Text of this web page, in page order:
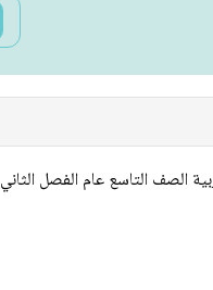
الصف التاسع عام الفصل الثاني